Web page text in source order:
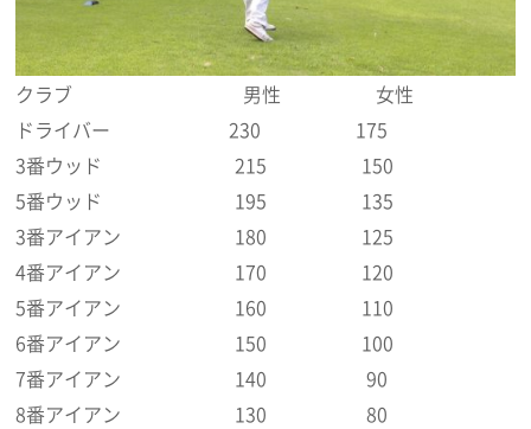
クラブ 男性 女性
ドライバー 230 175
3番ウッド 215 150
5番ウッド 195 135
3番アイアン 180 125
4番アイアン 170 120
5番アイアン 160 110
6番アイアン 150 100
7番アイアン 140 90
8番アイアン 130 80